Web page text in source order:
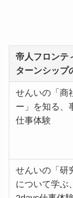
帝人フロンテ
ターンシップ
せんいの「商
ー」を知る、
仕事体験
せんいの「研
について学ぶ